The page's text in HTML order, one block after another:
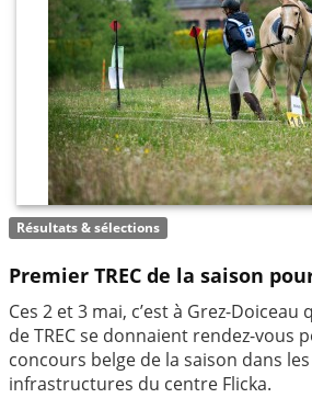
Résultats & sélections
Premier TREC de la saison
Ces 2 et 3 mai, c’est à Grez-Doiceau
de TREC se donnaient rendez-vous
concours belge de la saison dans
infrastructures du centre Flicka.